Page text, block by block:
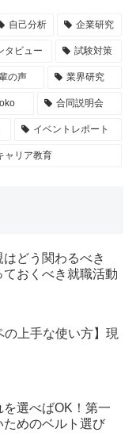
自己分析 企業研究
タビュー 試験対策
の声 業界研究
合同説明会
イベントレポート
ャリア教育
どう関わるべき
おくべき就職活動
上手な使い方】現
選べばOK！第一
めのベルト選び